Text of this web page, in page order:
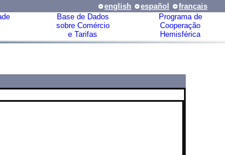
english español
français
Base de Dados
sobre Comércio
e Tarifas
Programa de
Cooperação
Hemisférica